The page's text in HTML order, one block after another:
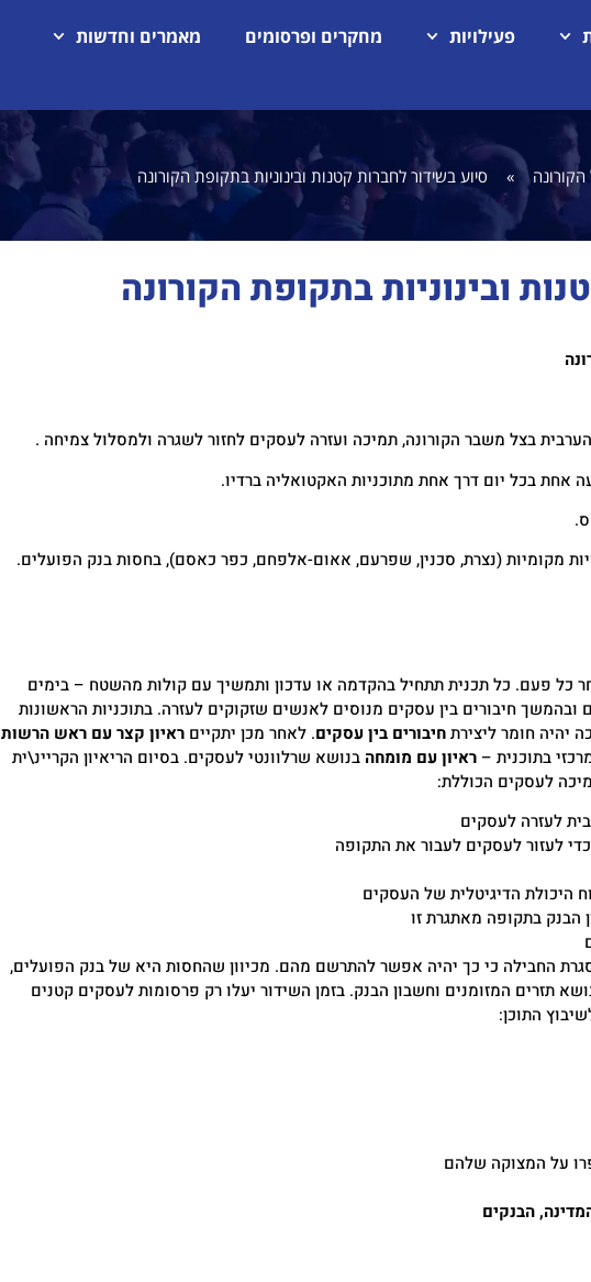
פעילויות מחקרים ופרסומים מאמרים וחדשות
הקורונה » סיוע בשידור לחברות קטנות ובינוניות בתקופת הקורונה
ובינוניות בתקופת הקורונה
בצל משבר הקורונה, תמיכה ועזרה לעסקים לחזור לשגרה ולמסלול צמיחה .
בכל יום דרך אחת מתוכניות האקטואליה ברדיו.
מקומיות (נצרת, סכנין, שפרעם, אאום-אלפחם, כפר כאסם), בחסות בנק הפועלים.
כל פעם. כל תכנית תתחיל בהקדמה או עדכון ותמשיך עם קולות מהשטח – בימים
חיבורים בין עסקים מנוסים לאנשים שזקוקים לעזרה. בתוכניות הראשונות
יהיה חומר ליצירתחיבורים בין עסקים. לאחר מכן יתקיים ראיון קצר עם ראש הרשות
בתוכנית – ראיון עם מומחה בנושא שרלוונטי לעסקים. בסיום הריאיון הקריינ\ית
לעסקים הכוללת:
לעזרה לעסקים
לעזור לעסקים לעבור את התקופה
היכולת הדיגיטלית של העסקים
הבנק בתקופה מאתגרת זו
החבילה כי כך יהיה אפשר להתרשם מהם. מכיוון שהחסות היא של בנק הפועלים,
תזרים המזומנים וחשבון הבנק. בזמן השידור יעלו רק פרסומות לעסקים קטנים
התוכן:
על המצוקה שלהם
הבנקים